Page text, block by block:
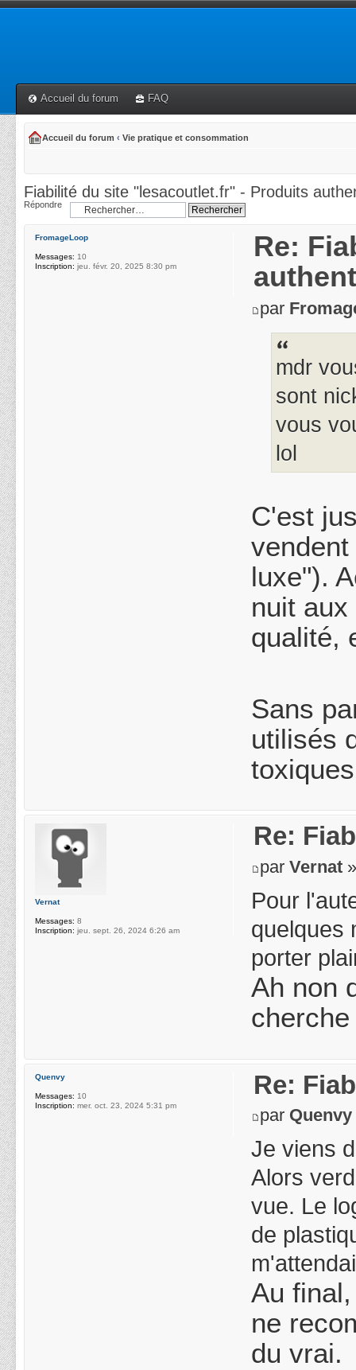
Accueil du forum FAQ
Accueil du forum ‹ Vie pratique et consommation
Fiabilité du site "lesacoutlet.fr" - Produits
Répondre
Re:
par
mdr
sont
vous
lol
C'est
luxe").
nuit
qualité,
Sans
utilisés
FromageLoop
Messages: 10
Inscription: jeu. févr. 20, 2025 8:30 pm
Re:
parVernat
Pour
quelques
porter
Ah non
Vernat
Messages: 8
Inscription: jeu. sept. 26, 2024 6:26 am
Re:
par Quenvy
Je viens
Alors
vue. Le
de
Au
ne
du vrai.
Quenvy
Messages: 10
Inscription: mer. oct. 23, 2024 5:31 pm